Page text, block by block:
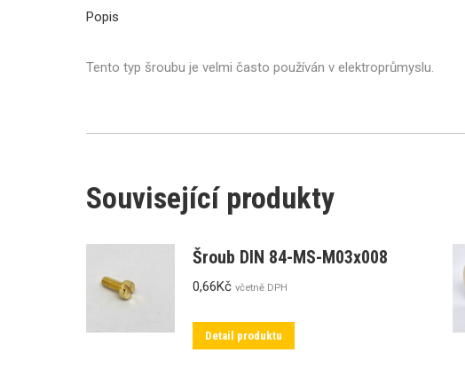
Popis
Tento typ šroubu je velmi často používán v elektroprůmyslu.
Související produkty
Šroub DIN 84-MS-M03x008
0,66Kč včetně DPH
Detail produktu